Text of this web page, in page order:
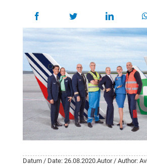
Search
for:
Datum / Date: 26.08.2020.Autor / Author: